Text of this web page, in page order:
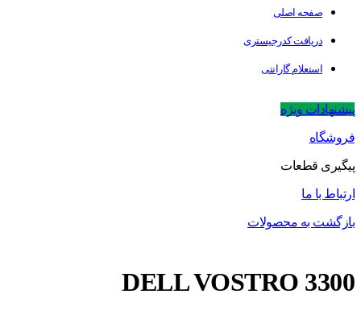
صفحه اصلی
دریافت کدرجیستری
استعلام گارانتی
پیشنهادات ویژه
فروشگاه
پیگیری قطعات
ارتباط با ما
بازگشت به محصولات
DELL VOSTRO 3300